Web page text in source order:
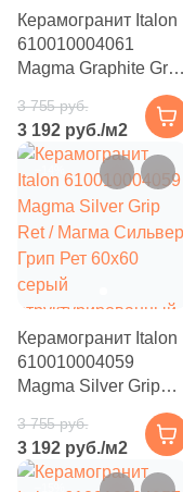
Коричневый ( 82)
Кофейный (82)
Красный (
Кремовый (82)
Оранжевый (82)
Песочный (82)
Розовый (
Серебро (82)
Синий (82)
Слоновая кость (82)
Терракотовый ( 82)
Фиолетовый (82)
Керамогранит Italon
610010004061
Magma Graphite Grip
Ret / Магма Графит
Грип Рет 60x60
графит
структурированный
под камень
3 755 руб.
3 192 руб./м2
Керамогранит Italon
610010004059
Magma Silver Grip
Ret / Магма Сильвер
Грип Рет 60x60
серый
структурированный
3 755 руб.
3 192 руб./м2